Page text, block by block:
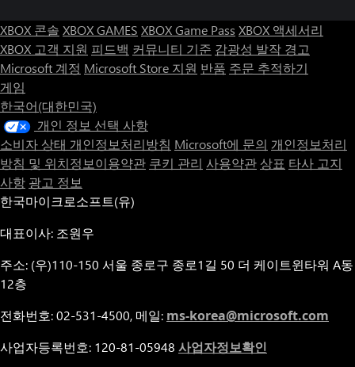
XBOX 콘솔 XBOX GAMES XBOX Game Pass XBOX 액세서리
XBOX 고객 지원 피드백 커뮤니티 기준 감광성 발작 경고
Microsoft 계정 Microsoft Store 지원 반품 주문 추적하기
게임
한국어(대한민국)
개인 정보 선택 사항
소비자 상태 개인정보처리방침 Microsoft에 문의 개인정보처리
방침 및 위치정보이용약관 쿠키 관리 사용약관 상표 타사 고지
사항 광고 정보
한국마이크로소프트(유)
대표이사: 조원우
주소: (우)110-150 서울 종로구 종로1길 50 더 케이트윈타워 A동
12층
전화번호: 02-531-4500, 메일: ms-korea@microsoft.com
사업자등록번호: 120-81-05948 사업자정보확인